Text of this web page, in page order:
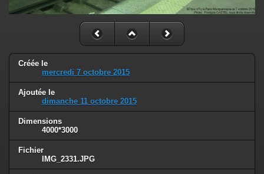
Créée le
mercredi 7 octobre 2015
Ajoutée le
dimanche 11 octobre 2015
Dimensions
4000*3000
Fichier
IMG_2331.JPG